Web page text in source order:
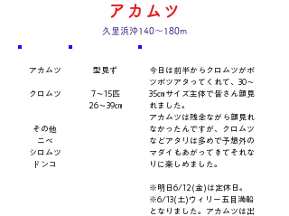
アカムツ
久里浜沖140～180m
アカムツ
クロムツ
その他
ニベ
シロムツ
ドンコ
型見ず
7～15匹
26～39㎝
今日は前半からクロムツがポ
ツポツアタってくれて、30～
35㎝サイズ主体で皆さん顔見
れました。
アカムツは残念ながら顔見れ
なかったんですが、クロムツ
などアタリは多めで予想外の
マダイもあがってきてそれな
りに楽しめました。
※明日6/12(金)は定休日。
※6/13(土)ウィリー五目満船
となりました。アカムツは出